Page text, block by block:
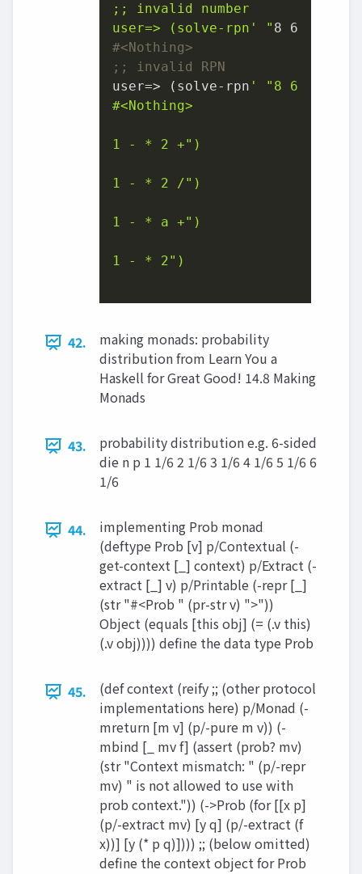
;; invalid number
user=> (solve-rpn' " 8
6
#<Nothing>
;; invalid RPN
user=> (solve-rpn ' "8 6
#<Nothing>
1 - * 2 +")
1 - * 2 /")
1 - * a +")
1 - * 2")
42.
making monads: probability
distribution from Learn You a
Haskell for Great Good! 14.8 Making
Monads
43.
probability distribution e.g. 6-sided
die n p 1 1/6 2 1/6 3 1/6 4 1/6 5 1/6 6
1/6
44.
implementing Prob monad
(deftype Prob [v] p/Contextual (-
get-context [_] context) p/Extract (-
extract [_] v) p/Printable (-repr [_]
(str "#<Prob " (pr-str v) ">"))
Object (equals [this obj] (= (.v this)
(.v obj)))) define the data type Prob
45.
(def context (reify ;; (other protocol
implementations here) p/Monad (-
mreturn [m v] (p/-pure m v)) (-
mbind [_ mv f] (assert (prob? mv)
(str "Context mismatch: " (p/-repr
mv) " is not allowed to use with
prob context.")) (->Prob (for [[x p]
(p/-extract mv) [y q] (p/-extract (f
x))] [y (* p q)]))) ;; (below omitted)
define the context object for Prob